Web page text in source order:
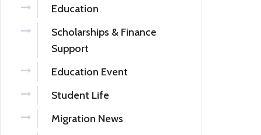
Education
Scholarships & Finance
Support
Education Event
Student Life
Migration News